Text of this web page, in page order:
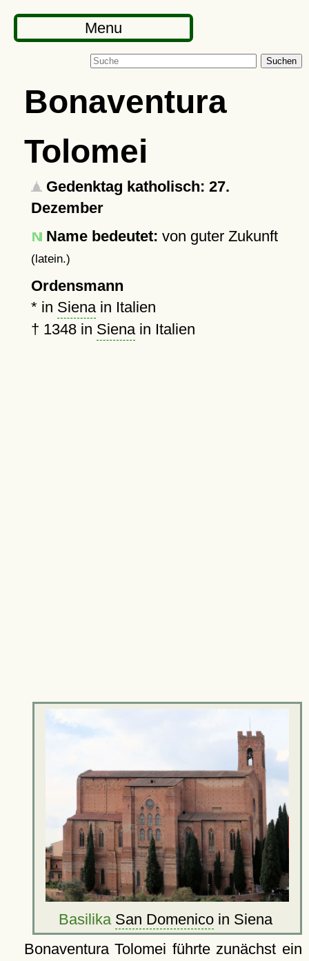
Menu
Suchen
Bonaventura
Tolomei
Gedenktag katholisch: 27.
Dezember
Name bedeutet: von guter Zukunft
(latein.)
Ordensmann
* in Sienain Italien
† 1348in Sienain Italien
Basilika San Domenicoin Siena
Bonaventura Tolomei führte zunächst ein